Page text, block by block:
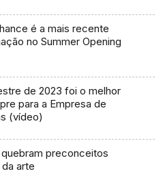
é a mais recente
no Summer Opening
de 2023 foi o melhor
para a Empresa de
(vídeo)
preconceitos
arte